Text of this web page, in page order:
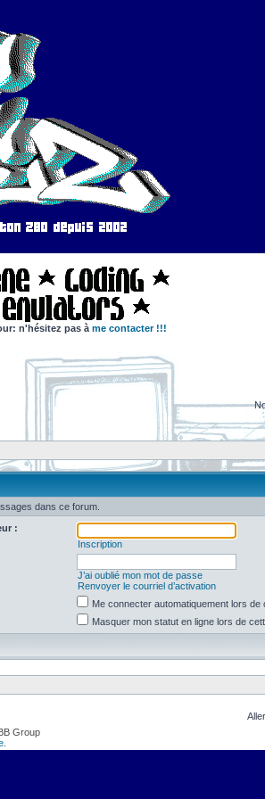
n'hésitez pas à me contacter !!!
dans ce forum.
:
Inscription
J’ai oublié mon mot de passe
Renvoyer le courriel d’activation
Me connecter automatiquement lors de
Masquer mon statut en ligne lors de
Group
.